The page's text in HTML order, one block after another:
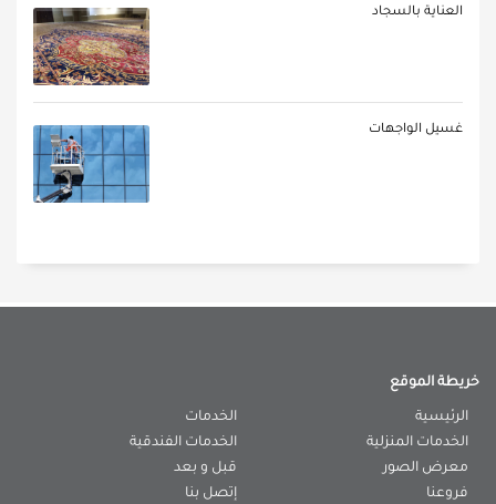
العناية بالسجاد
غسيل الواجهات
خريطة الموقع
الرئيسية
الخدمات
الخدمات المنزلية
الخدمات الفندقية
معرض الصور
قبل و بعد
فروعنا
إتصل بنا